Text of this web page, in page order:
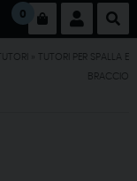
0
TUTORI PER SPALLA E
BRACCIO